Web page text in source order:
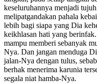
keseluruhannya menjadi
melipatgandakan pahala
lebih bagi siapa yang Dia
keikhlasan hati yang
mampu memberi sebanyak
Nya. Dan jangan menduga
jalan-Nya dengan tulus,
berhak menerima karunia
segala niat hamba-Nya.